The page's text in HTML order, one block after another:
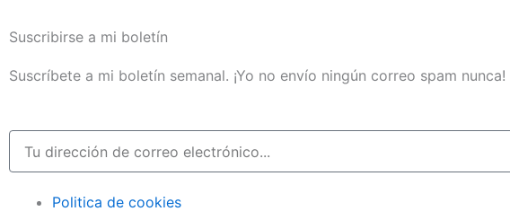
Suscribirse a mi boletín
Suscríbete a mi boletín semanal. ¡Yo no envío ningún correo spam nunca!
Politica de cookies